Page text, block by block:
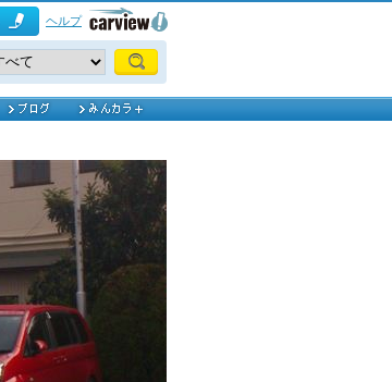
ヘルプ